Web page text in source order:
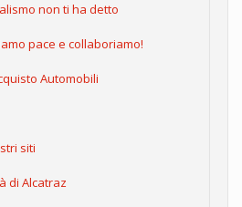
non ti ha detto
pace e collaboriamo!
Automobili
siti
di Alcatraz